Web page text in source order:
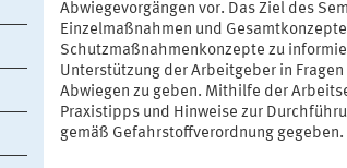
Abwiegevorgängen vor. Das Ziel des
Einzelmaßnahmen und
Schutzmaßnahmenkonzepte zu
Unterstützung der Arbeitgeber in
Abwiegen zu geben. Mithilfe der
Praxistipps und Hinweise zur
gemäß Gefahrstoffverordnung gegeben.